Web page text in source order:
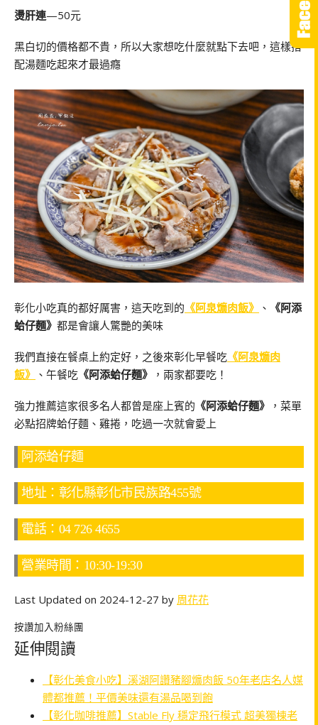
燙肝連—50元
黑白切的價格都不貴，所以大家想吃什麼就點下去吧，這樣搭
配湯麵吃起來才最過癮
彰化小吃真的都好厲害，這天吃到的 《阿泉爌肉飯》 、
《阿添
蛤仔麵》 都是會讓人驚艷的美味
我們直接在餐桌上約定好，之後來彰化早餐吃 《阿泉爌肉
飯》 、午餐吃 《阿添蛤仔麵》 ，兩家都要吃！
強力推薦這家很多名人都曾是座上賓的 《阿添蛤仔麵》
，菜單
必點招牌蛤仔麵、雞捲，吃過一次就會愛上
阿添蛤仔麵
地址：彰化縣彰化市民族路455號
電話：04 726 4655
營業時間：10:30-19:30
Last Updated on 2024-12-27 by 周花花
按讚加入粉絲團
延伸閱讀
【彰化美食小吃】溪湖阿讚豬腳爌肉飯 50年老店名人媒
體都推薦！平價美味還有湯品喝到飽
【彰化咖啡推薦】Stable Fly 穩定飛行模式 超美獨棟老